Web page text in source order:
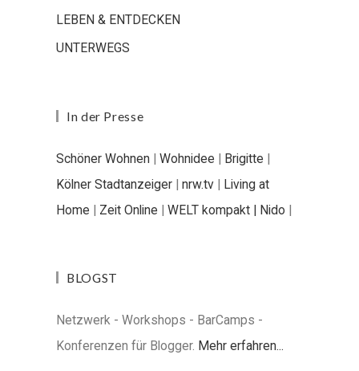
LEBEN & ENTDECKEN
UNTERWEGS
In der Presse
Schöner Wohnen | Wohnidee | Brigitte |
Kölner Stadtanzeiger | nrw.tv | Living at
Home | Zeit Online | WELT kompakt | Nido |
BLOGST
Netzwerk - Workshops - BarCamps -
Konferenzen für Blogger. Mehr erfahren...